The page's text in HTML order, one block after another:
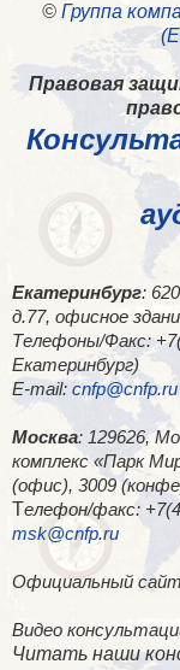
© Группа
Правовая
Екатеринбург:
д.77, офисное
Телефоны/Факс:
Екатеринбург)
E-mail: cnfp@cnfp.ru
Москва: 129626,
комплекс «Парк
(офис), 3009
Телефон/факс:
msk@cnfp.ru
Официальный
Видео
Читать наши